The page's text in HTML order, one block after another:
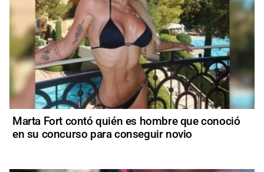
Marta Fort contó quién es hombre que conoció
en su concurso para conseguir novio